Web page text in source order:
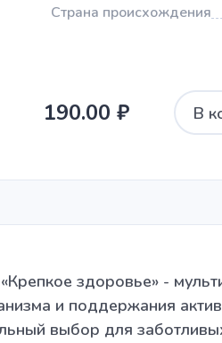
Страна происхождения
190.00 ₽ В
здоровье» -
и поддержания
выбор для